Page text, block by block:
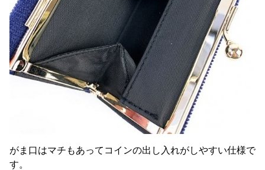
がま口はマチもあってコインの出し入れがしやすい仕様で
す。